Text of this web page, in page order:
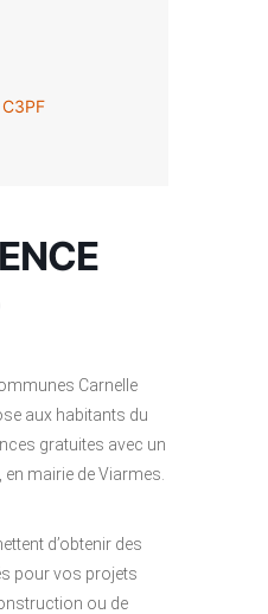
Carnelle
aux habitants du
gratuites avec un
mairie de Viarmes.
d’obtenir des
pour vos projets
ou de